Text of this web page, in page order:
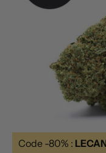
Code -80% :